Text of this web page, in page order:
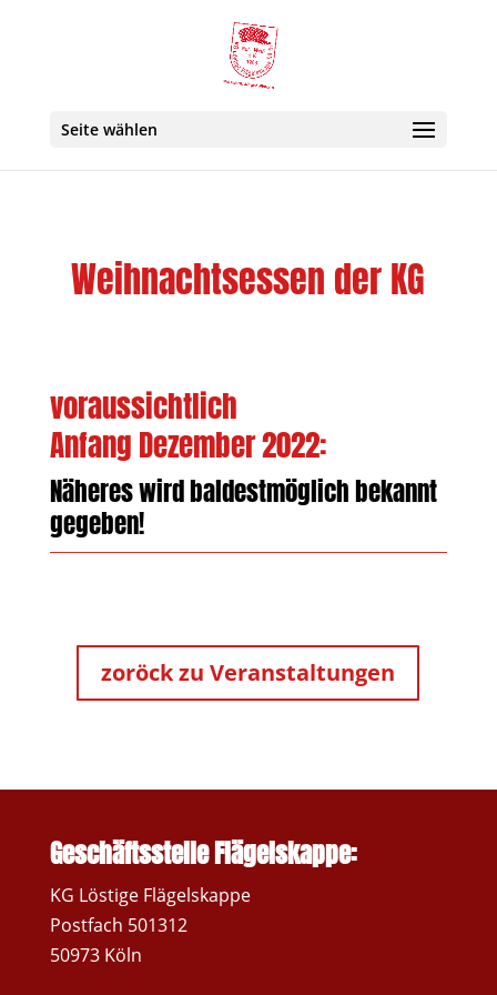
Seite wählen
Weihnachtsessen der KG
voraussichtlich
Anfang Dezember 2022:
Näheres wird baldestmöglich bekannt
gegeben!
zoröck zu Veranstaltungen
Geschäftsstelle Flägelskappe:
KG Löstige Flägelskappe
Postfach 501312
50973 Köln